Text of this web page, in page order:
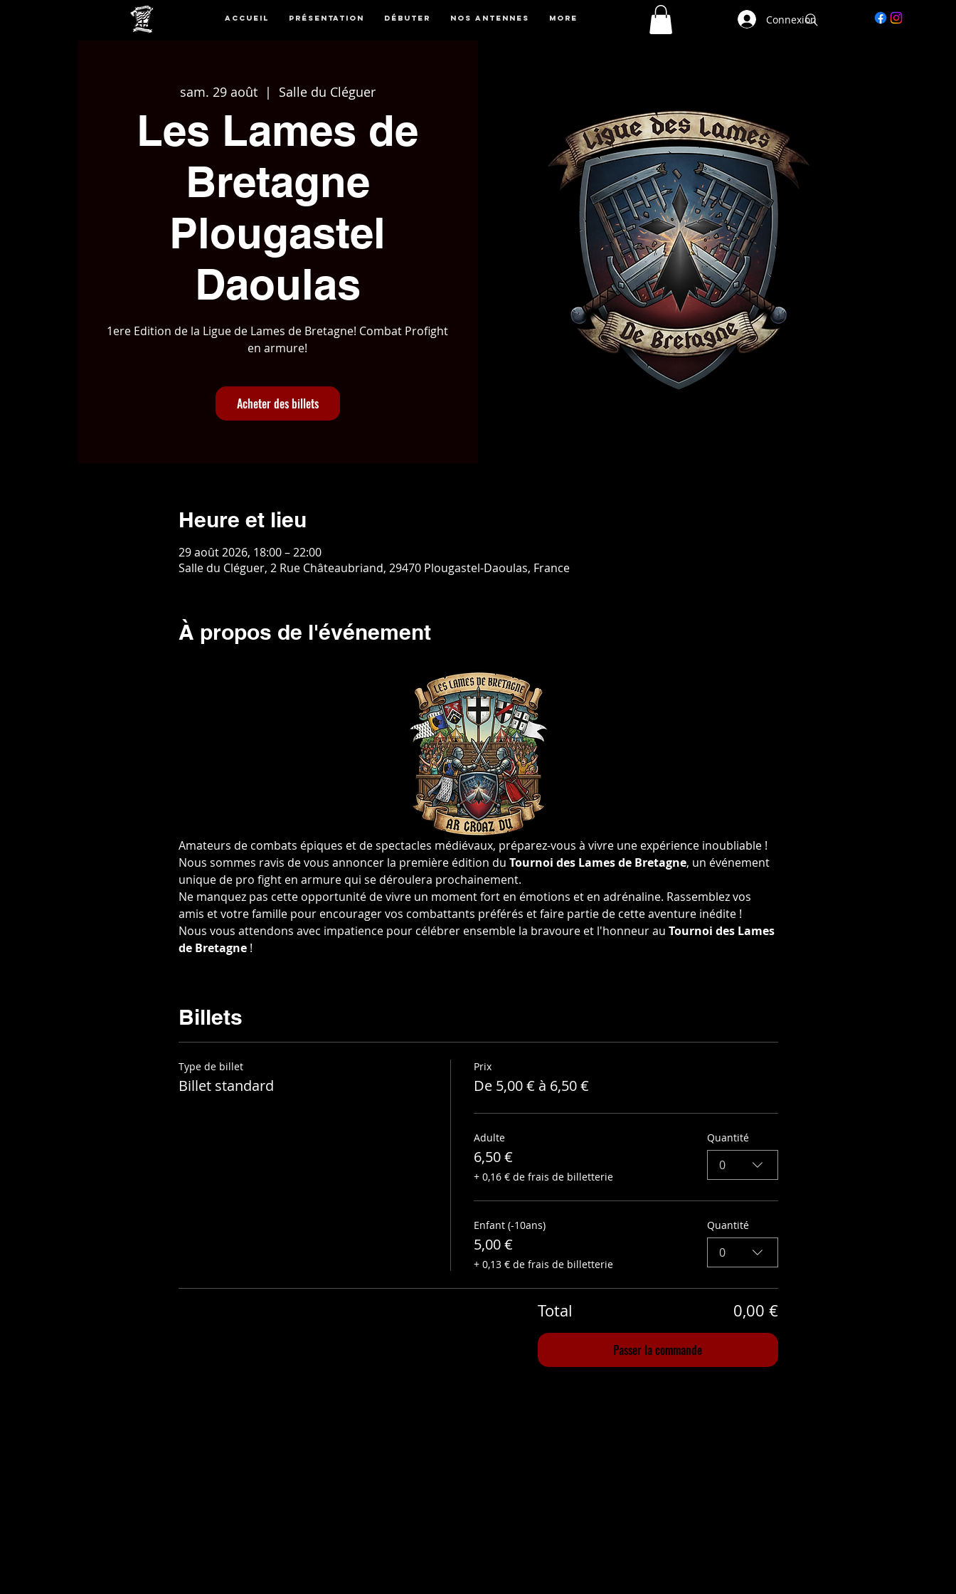
Accueil Présentation Débuter Nos antennes More Connexion
sam. 29 août
  |
Salle du Cléguer
Les Lames de
Bretagne
Plougastel
Daoulas
1ere Edition de la Ligue de Lames de Bretagne! Combat Profight
en armure!
Acheter des billets
Heure et lieu
29 août 2026, 18:00 – 22:00
Salle du Cléguer, 2 Rue Châteaubriand, 29470 Plougastel-Daoulas, France
À propos de l'événement
Amateurs de combats épiques et de spectacles médiévaux, préparez-vous à vivre une expérience inoubliable !
Nous sommes ravis de vous annoncer la première édition du Tournoi des Lames de Bretagne, un événement
unique de pro fight en armure qui se déroulera prochainement.
Ne manquez pas cette opportunité de vivre un moment fort en émotions et en adrénaline. Rassemblez vos
amis et votre famille pour encourager vos combattants préférés et faire partie de cette aventure inédite !
Nous vous attendons avec impatience pour célébrer ensemble la bravoure et l'honneur au Tournoi des Lames
de Bretagne !
Billets
Type de billet
Billet standard
Prix
De 5,00 € à 6,50 €
Adulte
6,50 €
+ 0,16 € de frais de billetterie
Quantité
0
Enfant (-10ans)
5,00 €
+ 0,13 € de frais de billetterie
Quantité
0
Total 0,00 €
Passer la commande